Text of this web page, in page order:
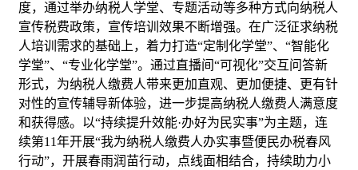
度，通过举办纳税人学堂、专题活动等多种方式向纳税人
宣传税费政策，宣传培训效果不断增强。在广泛征求纳税
人培训需求的基础上，着力打造“定制化学堂”、“智能化
学堂”、“专业化学堂”。通过直播间“可视化”交互问答新
形式，为纳税人缴费人带来更加直观、更加便捷、更有针
对性的宣传辅导新体验，进一步提高纳税人缴费人满意度
和获得感。以“持续提升效能·办好为民实事”为主题，连
续第11年开展“我为纳税人缴费人办实事暨便民办税春风
行动”，开展春雨润苗行动，点线面相结合，持续助力小